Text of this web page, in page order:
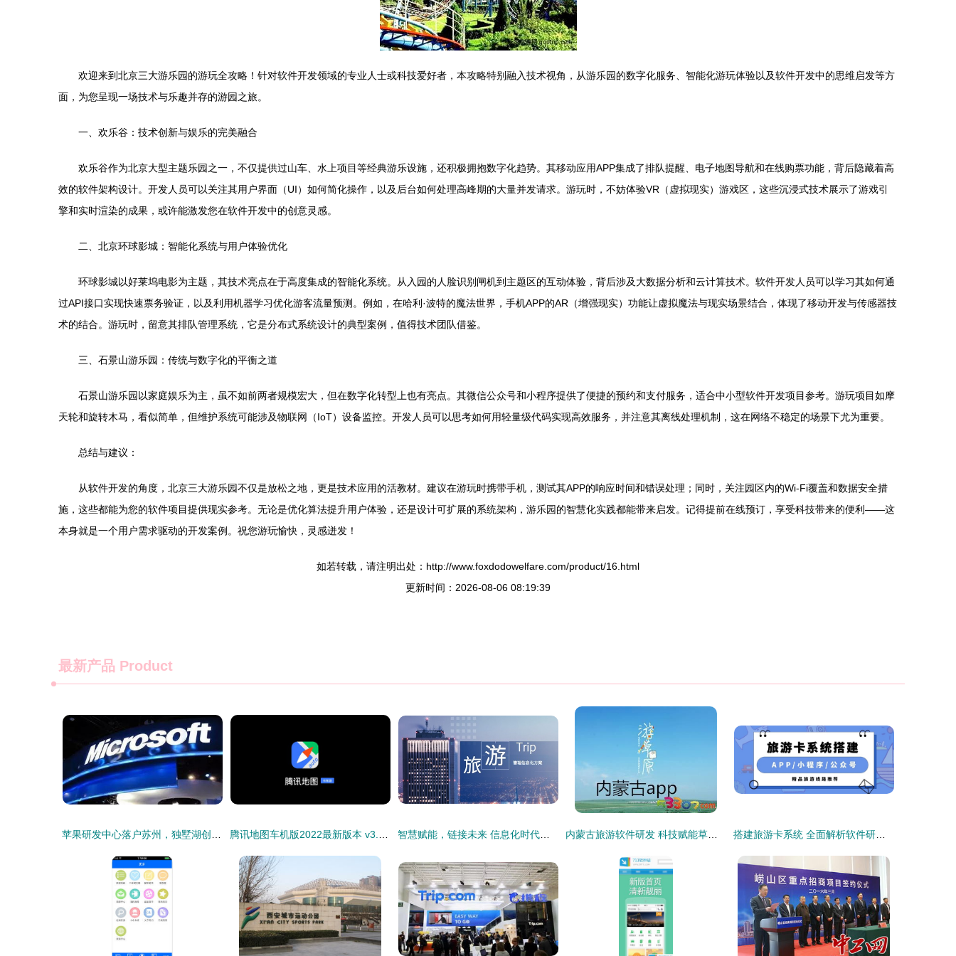
欢迎来到北京三大游乐园的游玩全攻略！针对软件开发领域的专业人士或科技爱好者，本攻略特别融入技术视角，从游乐园的数字化服务、智能化游玩体验以及软件开发中的思维启发等方
面，为您呈现一场技术与乐趣并存的游园之旅。
一、欢乐谷：技术创新与娱乐的完美融合
欢乐谷作为北京大型主题乐园之一，不仅提供过山车、水上项目等经典游乐设施，还积极拥抱数字化趋势。其移动应用APP集成了排队提醒、电子地图导航和在线购票功能，背后隐藏着高
效的软件架构设计。开发人员可以关注其用户界面（UI）如何简化操作，以及后台如何处理高峰期的大量并发请求。游玩时，不妨体验VR（虚拟现实）游戏区，这些沉浸式技术展示了游戏引
擎和实时渲染的成果，或许能激发您在软件开发中的创意灵感。
二、北京环球影城：智能化系统与用户体验优化
环球影城以好莱坞电影为主题，其技术亮点在于高度集成的智能化系统。从入园的人脸识别闸机到主题区的互动体验，背后涉及大数据分析和云计算技术。软件开发人员可以学习其如何通
过API接口实现快速票务验证，以及利用机器学习优化游客流量预测。例如，在哈利·波特的魔法世界，手机APP的AR（增强现实）功能让虚拟魔法与现实场景结合，体现了移动开发与传感器技
术的结合。游玩时，留意其排队管理系统，它是分布式系统设计的典型案例，值得技术团队借鉴。
三、石景山游乐园：传统与数字化的平衡之道
石景山游乐园以家庭娱乐为主，虽不如前两者规模宏大，但在数字化转型上也有亮点。其微信公众号和小程序提供了便捷的预约和支付服务，适合中小型软件开发项目参考。游玩项目如摩
天轮和旋转木马，看似简单，但维护系统可能涉及物联网（IoT）设备监控。开发人员可以思考如何用轻量级代码实现高效服务，并注意其离线处理机制，这在网络不稳定的场景下尤为重要。
总结与建议：
从软件开发的角度，北京三大游乐园不仅是放松之地，更是技术应用的活教材。建议在游玩时携带手机，测试其APP的响应时间和错误处理；同时，关注园区内的Wi-Fi覆盖和数据安全措
施，这些都能为您的软件项目提供现实参考。无论是优化算法提升用户体验，还是设计可扩展的系统架构，游乐园的智慧化实践都能带来启发。记得提前在线预订，享受科技带来的便利——这
本身就是一个用户需求驱动的开发案例。祝您游玩愉快，灵感迸发！
如若转载，请注明出处：http://www.foxdodowelfare.com/product/16.html
更新时间：2026-08-06 08:19:39
最新产品 Product